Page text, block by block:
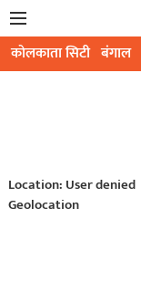
कोलकाता सिटी बंगाल
Location: User denied
Geolocation